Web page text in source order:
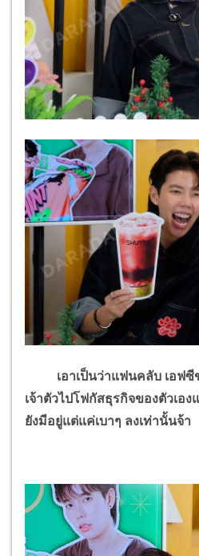
เอาเป็นว่าแฟนคลับ เอฟซีข
เจ้าตัวไปโฟกัสธุรกิจของตัวเอ
ยังมีอยู่แต่แค่เบาๆ ลงเท่านั้นจ้า